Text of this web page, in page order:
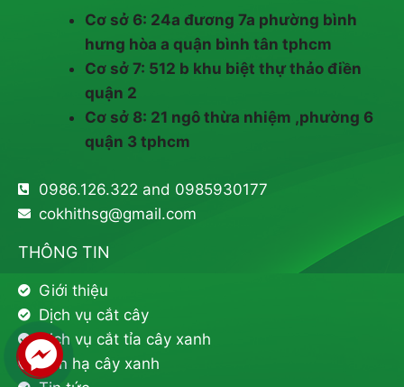
Cơ sở 6: 24a đương 7a phường bình
hưng hòa a quận bình tân tphcm
Cơ sở 7: 512 b khu biệt thự thảo điền
quận 2
Cơ sở 8: 21 ngô thừa nhiệm ,phường 6
quận 3 tphcm
0986.126.322 and 0985930177
cokhithsg@gmail.com
THÔNG TIN
Giới thiệu
Dịch vụ cắt cây
Dịch vụ cắt tỉa cây xanh
Đốn hạ cây xanh